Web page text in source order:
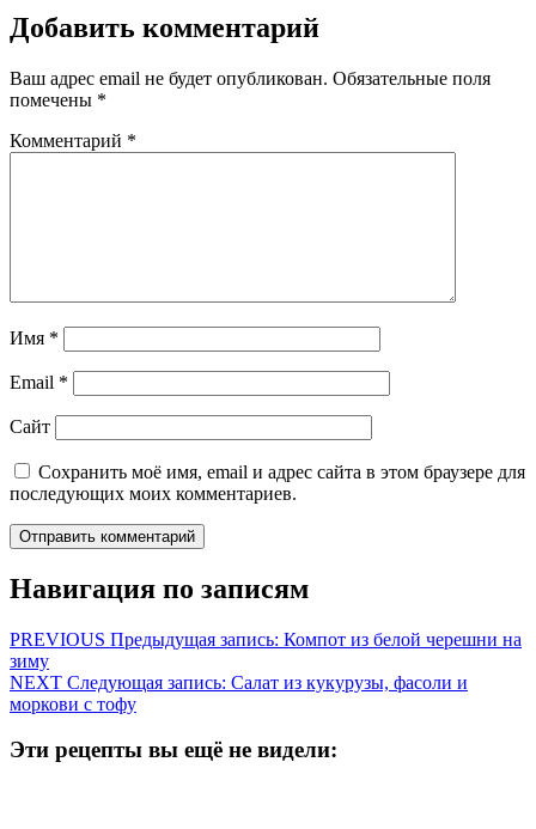
Добавить комментарий
Ваш адрес email не будет опубликован. Обязательные поля
помечены *
Комментарий *
Имя *
Email *
Сайт
Сохранить моё имя, email и адрес сайта в этом браузере для
последующих моих комментариев.
Навигация по записям
PREVIOUS Предыдущая запись: Компот из белой черешни на
зиму
NEXT Следующая запись: Салат из кукурузы, фасоли и
моркови с тофу
Эти рецепты вы ещё не видели: